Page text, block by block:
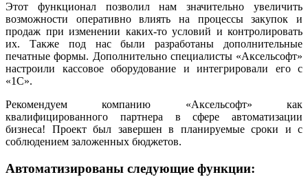
Этот функционал позволил нам значительно увеличить
возможности оперативно влиять на процессы закупок и
продаж при изменении каких-то условий и контролировать
их. Также под нас были разработаны дополнительные
печатные формы. Дополнительно специалисты «Аксельсофт»
настроили кассовое оборудование и интегрировали его с
«1С».
Рекомендуем компанию «Аксельсофт» как
квалифицированного партнера в сфере автоматизации
бизнеса! Проект был завершен в планируемые сроки и с
соблюдением заложенных бюджетов.
Автоматизированы следующие функции: